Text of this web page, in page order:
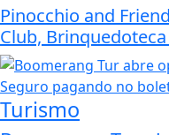
Pinocchio and
Club,
Turismo